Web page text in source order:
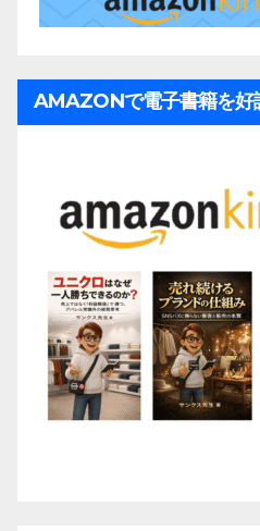
AMAZONで電子書籍を好